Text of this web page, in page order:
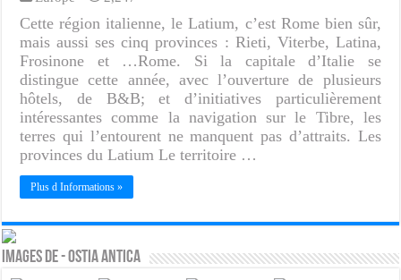
Cette région italienne, le Latium, c’est Rome bien sûr,
mais aussi ses cinq provinces : Rieti, Viterbe, Latina,
Frosinone et …Rome. Si la capitale d’Italie se
distingue cette année, avec l’ouverture de plusieurs
hôtels, de B&B; et d’initiatives particulièrement
intéressantes comme la navigation sur le Tibre, les
terres qui l’entourent ne manquent pas d’attraits. Les
provinces du Latium Le territoire …
Plus d Informations »
Images de - Ostia Antica